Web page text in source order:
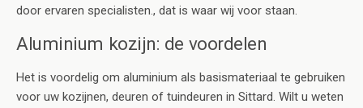
door ervaren specialisten., dat is waar wij voor staan.
Aluminium kozijn: de voordelen
Het is voordelig om aluminium als basismateriaal te gebruiken
voor uw kozijnen, deuren of tuindeuren in Sittard. Wilt u weten